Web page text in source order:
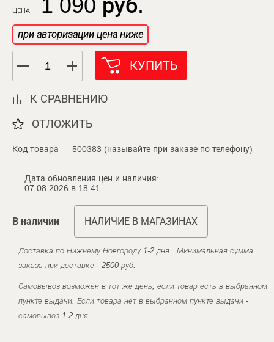
ЦЕНА 1 090 руб.
при авторизации цена ниже
КУПИТЬ
К СРАВНЕНИЮ
ОТЛОЖИТЬ
Код товара — 500383 (называйте при заказе по телефону)
Дата обновления цен и наличия:
07.08.2026 в 18:41
В наличии НАЛИЧИЕ В МАГАЗИНАХ
Доставка по Нижнему Новгороду 1-2 дня . Минимальная сумма
заказа при доставке - 2500 руб.
Самовывоз возможен в тот же день, если товар есть в выбранном
пункте выдачи. Если товара нет в выбранном пункте выдачи -
самовывоз 1-2 дня.